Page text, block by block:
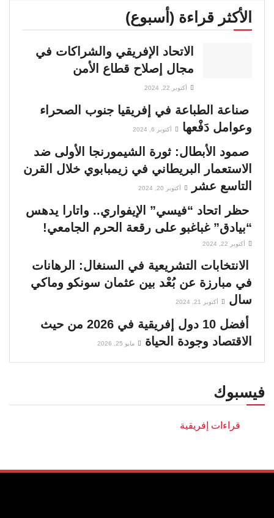
الأكثر قراءة (أسبوع)
الاتحاد الإفريقي والشراكات في
مجال إصلاح قطاع الأمن
أكتوبر 22, 2024
صناعة الطباعة في إفريقيا جنوب الصحراء
وعوامل دَفْعها
أكتوبر 6, 2024
صمود الأبطال: ثورة الشيمورنجا الأولى ضد
الاستعمار البريطاني في زيمبابوي خلال القرن
التاسع عشر
أكتوبر 20, 2024
حظر اتحاد “فيسي” الإيفواري.. واتارا يدهس
“بيادق” غباغبو على رقعة الحرم الجامعي!
أكتوبر 22, 2024
الانتخابات التشريعية في السنغال: الرهانات
في مبارزة عن بُعْد بين عثمان سونكو وماكي
سال
أكتوبر 21, 2024
أفضل 10 دول إفريقية في 2026 من حيث
الاقتصاد وجودة الحياة
مايو 25, 2026
فيسبوك